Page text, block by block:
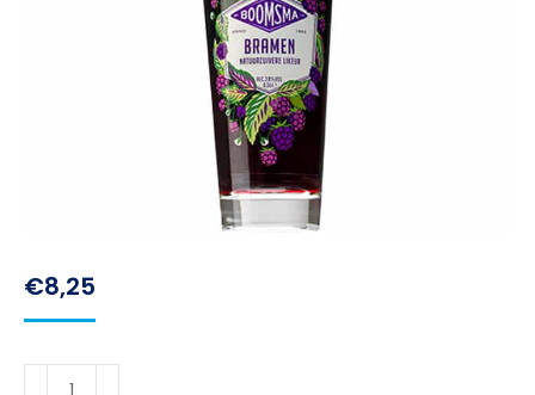
€8,25
Boomsma